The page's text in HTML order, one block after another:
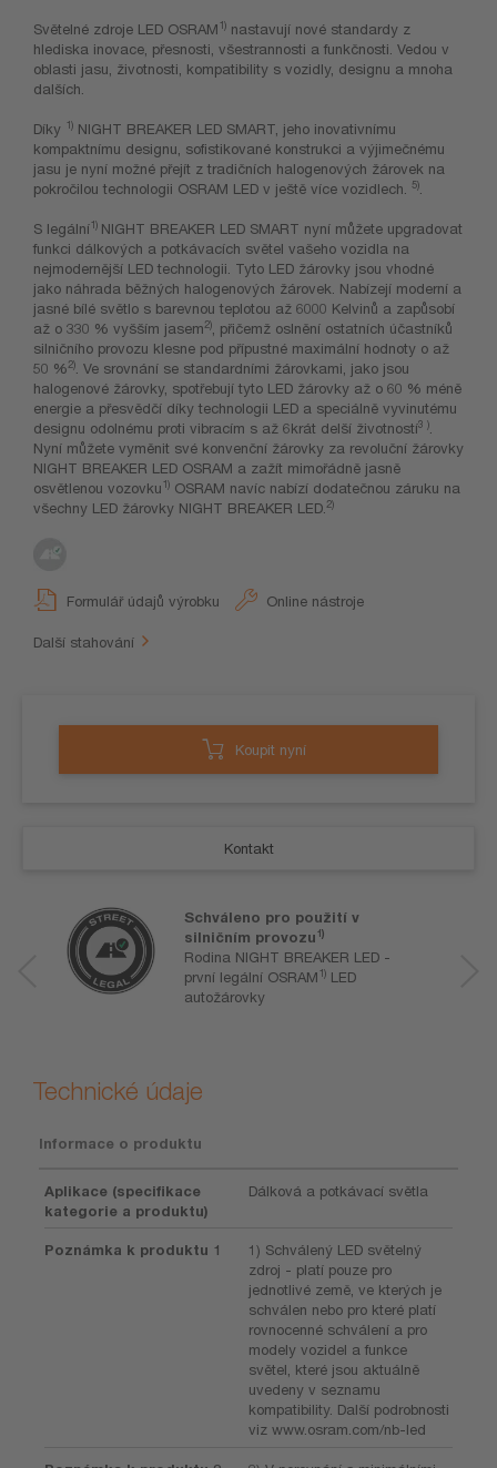
Světelné zdroje LED OSRAM1) nastavují nové standardy z
hlediska inovace, přesnosti, všestrannosti a funkčnosti. Vedou v
oblasti jasu, životnosti, kompatibility s vozidly, designu a mnoha
dalších.
Díky 1) NIGHT BREAKER LED SMART, jeho inovativnímu
kompaktnímu designu, sofistikované konstrukci a výjimečnému
jasu je nyní možné přejít z tradičních halogenových žárovek na
pokročilou technologii OSRAM LED v ještě více vozidlech.
5)
S legální1) NIGHT BREAKER LED SMART nyní můžete upgradovat
funkci dálkových a potkávacích světel vašeho vozidla na
nejmodernější LED technologii. Tyto LED žárovky jsou vhodné
jako náhrada běžných halogenových žárovek. Nabízejí moderní a
jasné bílé světlo s barevnou teplotou až 6000 Kelvinů a zapůsobí
až o 330 % vyšším jasem2)
, přičemž oslnění ostatních účastníků
silničního provozu klesne pod přípustné maximální hodnoty o až
50 %2)
. Ve srovnání se standardními žárovkami, jako jsou
halogenové žárovky, spotřebují tyto LED žárovky až o 60 % méně
energie a přesvědčí díky technologii LED a speciálně vyvinutému
designu odolnému proti vibracím s až 6krát delší životností3 )
Nyní můžete vyměnit své konvenční žárovky za revoluční žárovky
NIGHT BREAKER LED OSRAM a zažít mimořádně jasně
osvětlenou vozovku1) OSRAM navíc nabízí dodatečnou záruku na
všechny LED žárovky NIGHT BREAKER LED. 2)
Formulář údajů výrobku Online nástroje
Další stahování
Koupit nyní
Kontakt
Schváleno pro použití v
silničním provozu1)
Rodina NIGHT BREAKER LED -
první legální OSRAM1) LED
autožárovky
Technické údaje
Informace o produktu
Aplikace (specifikace
kategorie a produktu)
Dálková a potkávací světla
Poznámka k produktu 1
1) Schválený LED světelný
zdroj - platí pouze pro
jednotlivé země, ve kterých je
schválen nebo pro které platí
rovnocenné schválení a pro
modely vozidel a funkce
světel, které jsou aktuálně
uvedeny v seznamu
kompatibility. Další podrobnosti
viz www.osram.com/nb-led